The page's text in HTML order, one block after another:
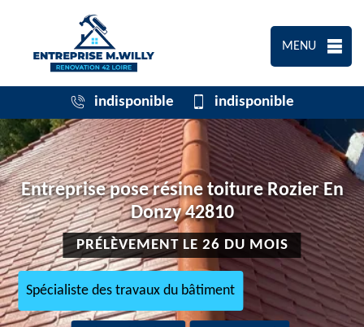
MENU
indisponible indisponible
Entreprise pose résine toiture Rozier En
Donzy 42810
PRÉLÈVEMENT LE 26 DU MOIS
Spécialiste des travaux du bâtiment